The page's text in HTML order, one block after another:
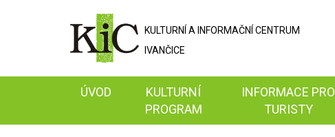
KULTURNÍ A INFORMAČNÍ CENTRUM
IVANČICE
ÚVOD
KULTURNÍ
PROGRAM
INFORMACE PRO
TURISTY